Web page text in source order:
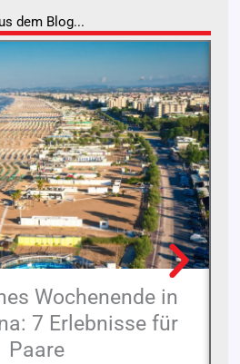
dem Blog...
Wochenende in
7 Erlebnisse für
Paare